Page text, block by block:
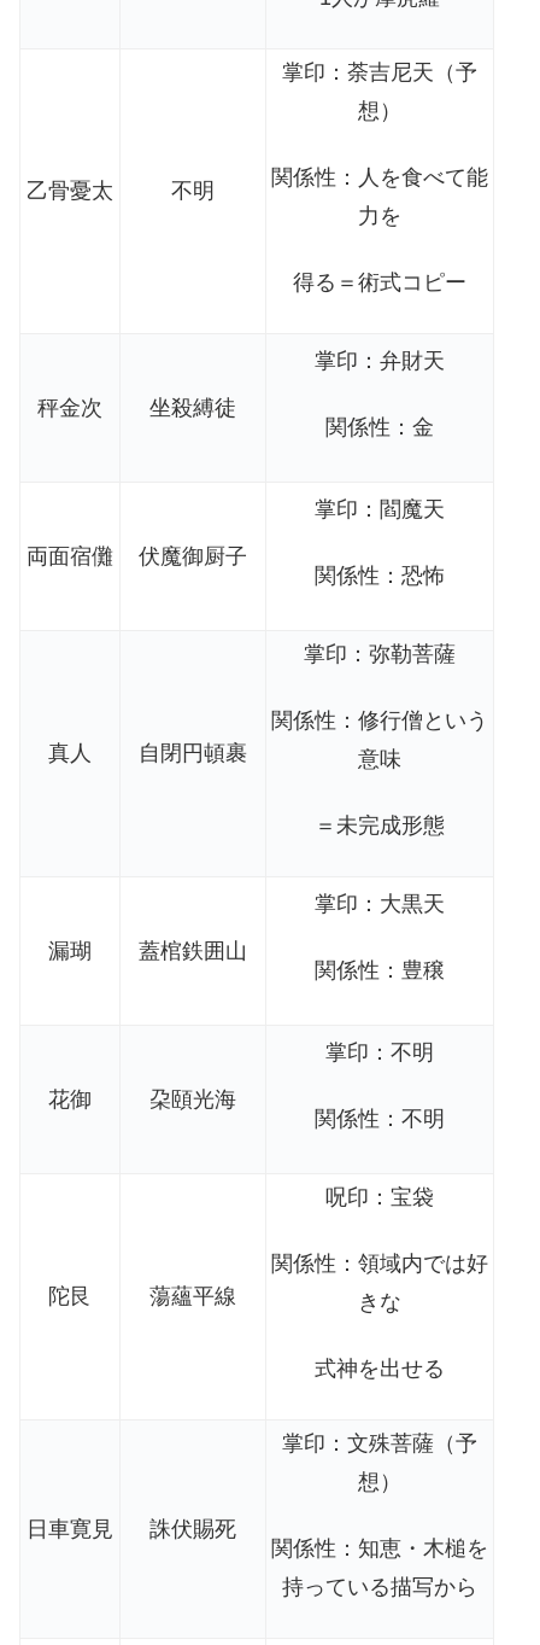
乙骨憂太 不明
掌印：荼吉尼天（予
想）
関係性：人を食べて能
力を
得る＝術式コピー
秤金次 坐殺縛徒
掌印：弁財天
関係性：金
両面宿儺 伏魔御厨子
掌印：閻魔天
関係性：恐怖
真人 自閉円頓裹
掌印：弥勒菩薩
関係性：修行僧という
意味
＝未完成形態
漏瑚 蓋棺鉄囲山
掌印：大黒天
関係性：豊穣
花御 朶頤光海
掌印：不明
関係性：不明
陀艮 蕩蘊平線
呪印：宝袋
関係性：領域内では好
きな
式神を出せる
日車寛見 誅伏賜死
掌印：文殊菩薩（予
想）
関係性：知恵・木槌を
持っている描写から